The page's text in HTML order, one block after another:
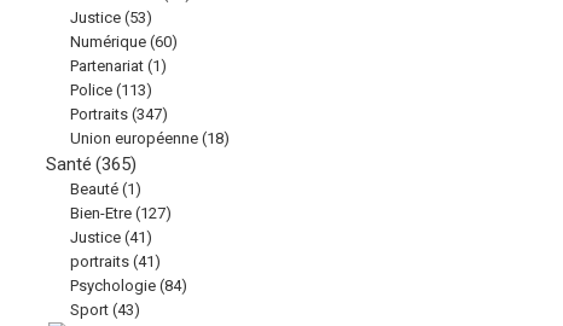
Justice (53)
Numérique (60)
Partenariat (1)
Police (113)
Portraits (347)
Union européenne (18)
Santé (365)
Beauté (1)
Bien-Etre (127)
Justice (41)
portraits (41)
Psychologie (84)
Sport (43)